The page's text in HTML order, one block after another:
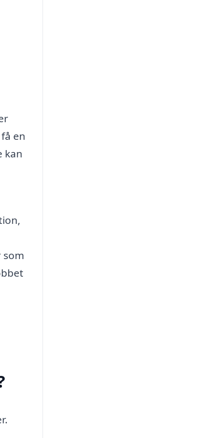
en
kan
som